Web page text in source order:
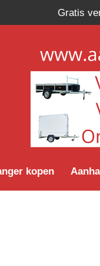
Gratis
kopen